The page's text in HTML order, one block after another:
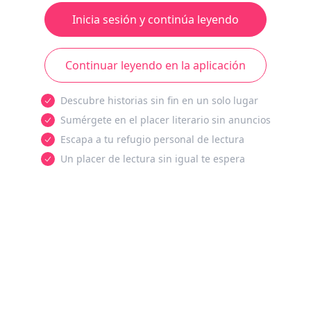
Inicia sesión y continúa leyendo
Continuar leyendo en la aplicación
Descubre historias sin fin en un solo lugar
Sumérgete en el placer literario sin anuncios
Escapa a tu refugio personal de lectura
Un placer de lectura sin igual te espera